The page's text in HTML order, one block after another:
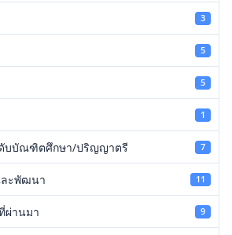
3
5
5
1
บบัณฑิตศึกษา/ปริญญาตรี 7
ละพัฒนา 11
ผ่านมา 9